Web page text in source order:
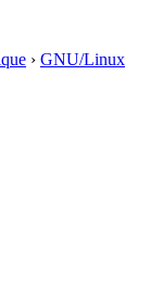
› GNU/Linux